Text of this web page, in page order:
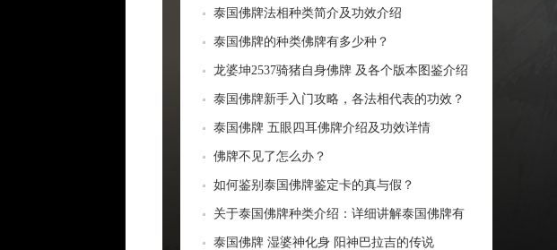
泰国佛牌法相种类简介及功效介绍
泰国佛牌的种类佛牌有多少种？
龙婆坤2537骑猪自身佛牌 及各个版本图鉴介绍
泰国佛牌新手入门攻略，各法相代表的功效？
泰国佛牌 五眼四耳佛牌介绍及功效详情
佛牌不见了怎么办？
如何鉴别泰国佛牌鉴定卡的真与假？
关于泰国佛牌种类介绍：详细讲解泰国佛牌有
哪些种类！
泰国佛牌 湿婆神化身 阳神巴拉吉的传说